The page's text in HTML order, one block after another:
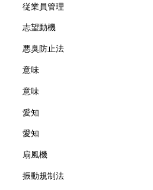
従業員管理
志望動機
悪臭防止法
意味
意味
愛知
愛知
扇風機
振動規制法